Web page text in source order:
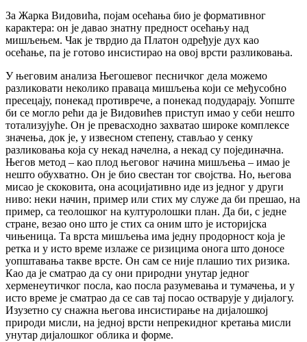
За Жарка Видовића, појам осећања био је формативног
карактера: он је давао знатну предност осећању над
мишљењем. Чак је тврдио да Платон одређује дух као
осећање, па је готово инсистирао на овој врсти разликовања.
У његовим анализа Његошевог песничког дела можемо
разликовати неколико праваца мишљења који се међусобно
пресецају, понекад противрече, а понекад подударају. Уопште
би се могло рећи да је Видовићев приступ имао у себи нешто
тотализујуће. Он је превасходно захватао широке комплексе
значења, док је, у извесном степену, стављао у сенку
разликовања која су некад начелна, а некад су појединачна.
Његов метод – као плод његовог начина мишљења – имао је
нешто обухватно. Он је био свестан тог својства. Но, његова
мисао је скоковита, она асоцијативно иде из једног у други
ниво: неки начин, пример или стих му служе да би прешао, на
пример, са теолошког на културолошки план. Да би, с једне
стране, везао оно што је стих са оним што је историјска
чињеница. Та врста мишљења има једну продорност која је
ретка и у исто време излаже се ризицима онога што доносе
уопштавања такве врсте. Он сам се није плашио тих ризика.
Као да је сматрао да су они природни унутар једног
херменеутичког посла, као посла разумевања и тумачења, и у
исто време је сматрао да се сав тај посао остварује у дијалогу.
Изузетно су снажна његова инсистирање на дијалошкој
природи мисли, на једној врсти непрекидног кретања мисли
унутар дијалошког облика и форме.